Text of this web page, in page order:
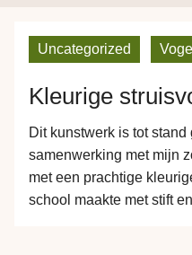
Uncategorized
Kleurige
Dit kunstwerk is tot
samenwerking met mijn
met een prachtige
school maakte met stift